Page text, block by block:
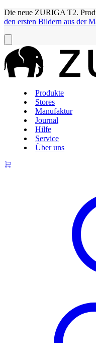
Die neue ZURIGA T2.
den ersten Bildern aus der
Produkte
Stores
Manufaktur
Journal
Hilfe
Service
Über uns